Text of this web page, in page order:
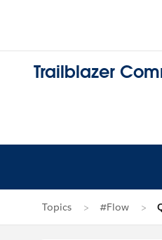
Trailblazer
Topics #Flow